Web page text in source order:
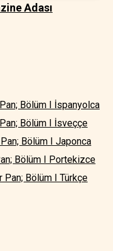
Adası
Bölüm I İspanyolca
Bölüm I İsveççe
Bölüm I Japonca
Bölüm I Portekizce
Pan; Bölüm I Türkçe